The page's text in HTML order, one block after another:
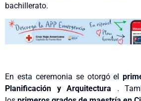
bachillerato.
En esta ceremonia se otorgó el
Planificación y Arquitectura .